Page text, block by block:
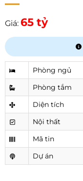
Giá: 65 tỷ
Phòng ngủ
Phòng tắm
Diện tích
Nội thất
Mã tin
Dự án